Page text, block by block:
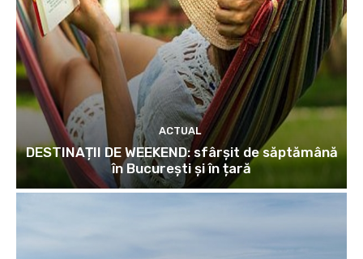
ACTUAL
DESTINAȚII DE WEEKEND: sfârșit de săptămână
în București și în țară